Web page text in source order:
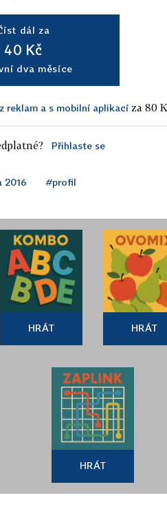
dál za
40 Kč
dva měsíce
reklam a s mobilní aplikací za 80
Přihlaste se
2016 #profil
HRÁT HRÁT
HRÁT